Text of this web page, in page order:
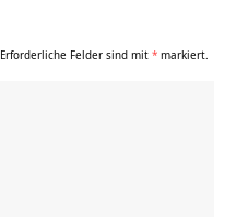
Erforderliche Felder sind mit * markiert.